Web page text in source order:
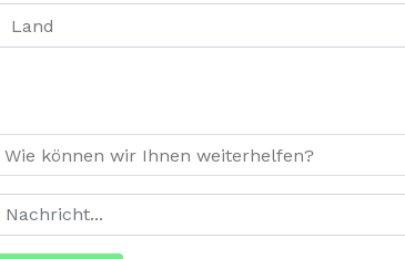
Wie können wir Ihnen weiterhelfen?